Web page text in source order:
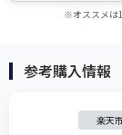
※オススメは
参考購入情報
楽天